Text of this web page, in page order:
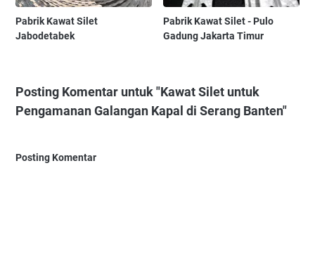
Pabrik Kawat Silet
Jabodetabek
Pabrik Kawat Silet - Pulo
Gadung Jakarta Timur
Posting Komentar untuk "Kawat Silet untuk
Pengamanan Galangan Kapal di Serang Banten"
Posting Komentar